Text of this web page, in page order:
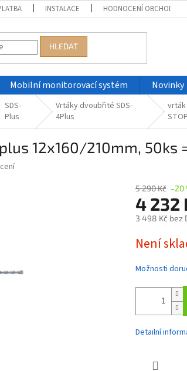
INSTALACE HODNOCENÍ OBCHODU
HLEDAT
Mobilní monitorovací systém Novinky
SDS-
Plus
Vrtáky dvoubřité SDS-
4Plus
vrták
STOP
12x160/210mm, 50ks
5 290 Kč –20
4 232
3 498 Kč bez
cena:
Není
Možnosti
Detailní